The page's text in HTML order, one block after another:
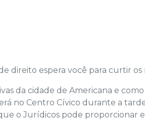
direito espera você para curtir os
da cidade de Americana e
no Centro Cívico durante a
o Jurídicos pode proporcionar